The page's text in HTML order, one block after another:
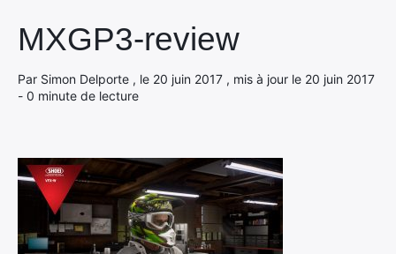
MXGP3-review
Par Simon Delporte , le 20 juin 2017 , mis à jour le 20 juin 2017
- 0 minute de lecture